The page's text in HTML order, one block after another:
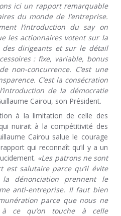
ici un rapport remarquable
du monde de l’entreprise.
l’introduction du say on
les actionnaires votent sur la
dirigeants et sur le détail
: fixe, variable, bonus
non-concurrence. C’est une
C’est la consécration
de la démocratie
Cairou, son Président.
à la limitation de celle des
nuirait à la compétitivité des
Cairou salue le courage
qui reconnaît qu’il y a un
«Les patrons ne sont
est salutaire parce qu’il évite
dénonciation prennent le
anti-entreprise. Il faut bien
parce que nous ne
à ce qu’on touche à celle